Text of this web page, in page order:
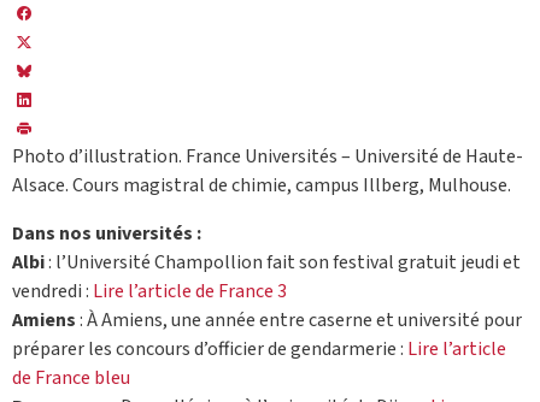
Photo d’illustration. France Universités – Université de Haute-
Alsace. Cours magistral de chimie, campus Illberg, Mulhouse.
Dans nos universités :
Albi: l’Université Champollion fait son festival gratuit jeudi et
vendredi : Lire l’article de France 3
Amiens: À Amiens, une année entre caserne et université pour
préparer les concours d’officier de gendarmerie : Lire l’article
de France bleu